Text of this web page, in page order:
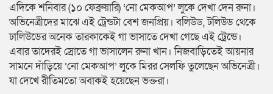
এদিকে শনিবার (১০ ফেব্রুয়ারি) ‘নো মেকআপ’ লুকে দেখা দেন রুনা।
অভিনেত্রীদের মাঝে এই ট্রেন্ডটা বেশ জনপ্রিয়। বলিউড, টলিউড থেকে
ঢালিউডের অনেক তারকাকেই গা ভাসাতে দেখা গেছে এই ট্রেন্ডে।
এবার তাদেরই স্রোতে গা ভাসালেন রুনা খান। নিজবাড়িতেই আয়নার
সামনে দাঁড়িয়ে ‘নো মেকআপ’ লুকে মিরর সেলফি তুলেছেন অভিনেত্রী।
যা দেখে রীতিমতো অবাকই হয়েছেন ভক্তরা।